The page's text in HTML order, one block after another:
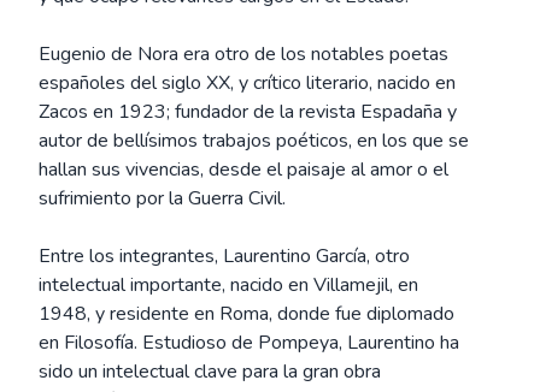
Eugenio de Nora era otro de los notables poetas
españoles del siglo XX, y crítico literario, nacido en
Zacos en 1923; fundador de la revista Espadaña y
autor de bellísimos trabajos poéticos, en los que se
hallan sus vivencias, desde el paisaje al amor o el
sufrimiento por la Guerra Civil.
Entre los integrantes, Laurentino García, otro
intelectual importante, nacido en Villamejil, en
1948, y residente en Roma, donde fue diplomado
en Filosofía. Estudioso de Pompeya, Laurentino ha
sido un intelectual clave para la gran obra